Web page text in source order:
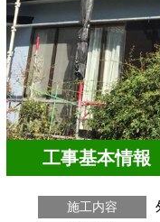
工事基本情報
施工内容